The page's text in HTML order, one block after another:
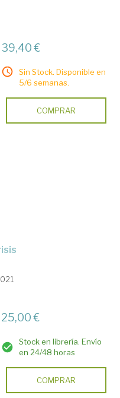
39,40 €
Sin Stock. Disponible en
5/6 semanas.
COMPRAR
25,00 €
Stock en librería. Envío
en 24/48 horas
COMPRAR